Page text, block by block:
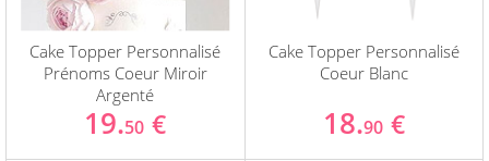
Cake Topper Personnalisé
Prénoms Coeur Miroir
Argenté
19.50 €
Cake Topper Personnalisé
Coeur Blanc
18.90 €